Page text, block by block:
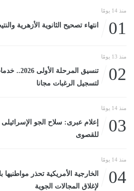
منذ 14 يومًا
01 انتهاء تصحيح الثانوية الأزهرية
منذ 13 يومًا
02
تنسيق
لتسجيل الرغبات مجانا
منذ 14 يومًا
03
إعلام عبرى: سلاح الجو
للقصوى
منذ 14 يومًا
04
الخارجية الأمريكية تحذر
لإغلاق المجالات الجوية